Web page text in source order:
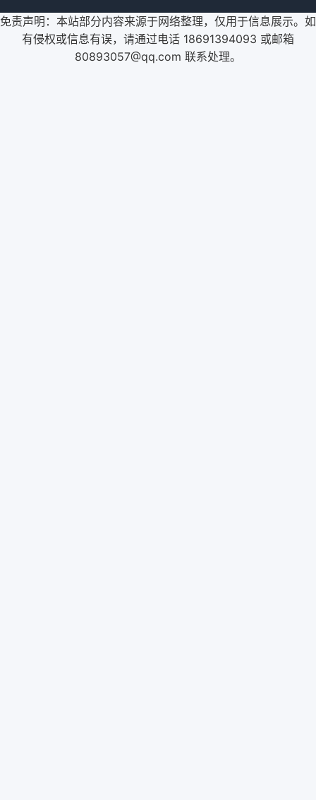
免责声明：本站部分内容来源于网络整理，仅用于信息展示。如
有侵权或信息有误，请通过电话 18691394093 或邮箱
80893057@qq.com 联系处理。